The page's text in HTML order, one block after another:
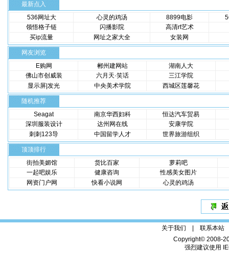
最新点入
536网址大
心灵的鸡汤 8899电影
领悟格子链
闪播影院
高清rt艺术
买ip流量
网址之家大全 女装网
网友浏览
E购网
郴州建网站
湖南人大
佛山市创威装
六月天·笑话
三江学院
显示屏|发光
中央美术学院 西城区莲馨花
随机推荐
Seagat
南京华西妇科
恒达汽车贸易
深圳服装设计
达州网在线
安康学院
刺刺123导
中国留学人才 世界旅游组织
顶顶排行
街拍美媚馆
货比百家
萝莉吧
一起吧娱乐
健康咨询
性感美女图片
网资门户网
快看小说网 心灵的鸡汤
关于我们 | 联系本站
Copyright© 2008-
强烈建议使用